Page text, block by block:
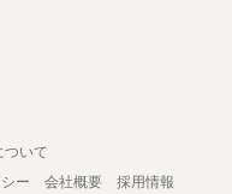
ついて
ー 会社概要
採用情報